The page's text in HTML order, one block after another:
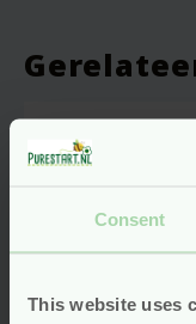
Consent
This website uses